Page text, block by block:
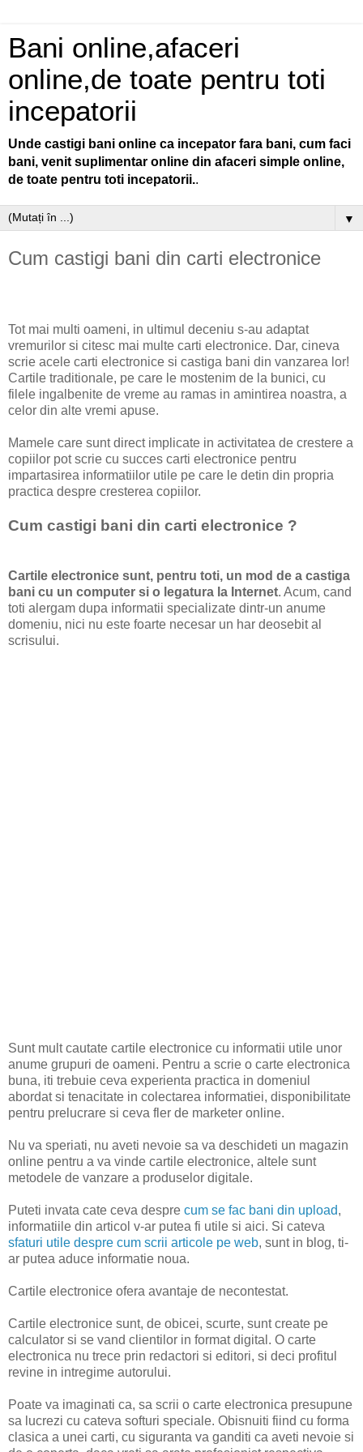
Bani online,afaceri
online,de toate pentru toti
incepatorii
Unde castigi bani online ca incepator fara bani, cum faci
bani, venit suplimentar online din afaceri simple online,
de toate pentru toti incepatorii..
▼
Cum castigi bani din carti electronice
Tot mai multi oameni, in ultimul deceniu s-au adaptat
vremurilor si citesc mai multe carti electronice. Dar, cineva
scrie acele carti electronice si castiga bani din vanzarea lor!
Cartile traditionale, pe care le mostenim de la bunici, cu
filele ingalbenite de vreme au ramas in amintirea noastra, a
celor din alte vremi apuse.
Mamele care sunt direct implicate in activitatea de crestere a
copiilor pot scrie cu succes carti electronice pentru
impartasirea informatiilor utile pe care le detin din propria
practica despre cresterea copiilor.
Cum castigi bani din carti electronice ?
Cartile electronice sunt, pentru toti, un mod de a castiga
bani cu un computer si o legatura la Internet. Acum, cand
toti alergam dupa informatii specializate dintr-un anume
domeniu, nici nu este foarte necesar un har deosebit al
scrisului.
Sunt mult cautate cartile electronice cu informatii utile unor
anume grupuri de oameni. Pentru a scrie o carte electronica
buna, iti trebuie ceva experienta practica in domeniul
abordat si tenacitate in colectarea informatiei, disponibilitate
pentru prelucrare si ceva fler de marketer online.
Nu va speriati, nu aveti nevoie sa va deschideti un magazin
online pentru a va vinde cartile electronice, altele sunt
metodele de vanzare a produselor digitale.
Puteti invata cate ceva despre cum se fac bani din upload,
informatiile din articol v-ar putea fi utile si aici. Si cateva
sfaturi utile despre cum scrii articole pe web, sunt in blog, ti-
ar putea aduce informatie noua.
Cartile electronice ofera avantaje de necontestat.
Cartile electronice sunt, de obicei, scurte, sunt create pe
calculator si se vand clientilor in format digital. O carte
electronica nu trece prin redactori si editori, si deci profitul
revine in intregime autorului.
Poate va imaginati ca, sa scrii o carte electronica presupune
sa lucrezi cu cateva softuri speciale. Obisnuiti fiind cu forma
clasica a unei carti, cu siguranta va ganditi ca aveti nevoie si